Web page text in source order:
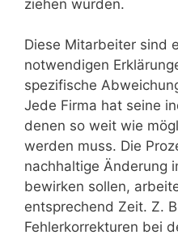
ziehen würden.
Diese Mitarbeiter sind
notwendigen
spezifische
Jede Firma hat seine
denen so weit wie
werden muss. Die
nachhaltige Änderung
bewirken sollen,
entsprechend Zeit. Z.
Fehlerkorrekturen bei